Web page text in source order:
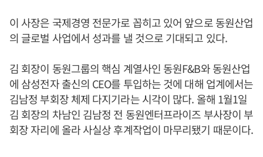
이 사장은 국제경영 전문가로 꼽히고 있어 앞으로 동원산업
의 글로벌 사업에서 성과를 낼 것으로 기대되고 있다.
김 회장이 동원그룹의 핵심 계열사인 동원F&B와 동원산업
에 삼성전자 출신의 CEO를 투입하는 것에 대해 업계에서는
김남정 부회장 체제 다지기라는 시각이 많다. 올해 1월1일
김 회장의 차남인 김남정 전 동원엔터프라이즈 부사장이 부
회장 자리에 올라 사실상 후계작업이 마무리됐기 때문이다.